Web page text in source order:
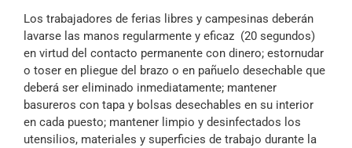
Los trabajadores de ferias libres y campesinas deberán
lavarse las manos regularmente y eficaz (20 segundos)
en virtud del contacto permanente con dinero; estornudar
o toser en pliegue del brazo o en pañuelo desechable que
deberá ser eliminado inmediatamente; mantener
basureros con tapa y bolsas desechables en su interior
en cada puesto; mantener limpio y desinfectados los
utensilios, materiales y superficies de trabajo durante la